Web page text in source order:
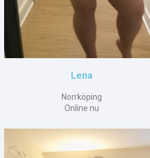
Lena
Norrköping
Online nu